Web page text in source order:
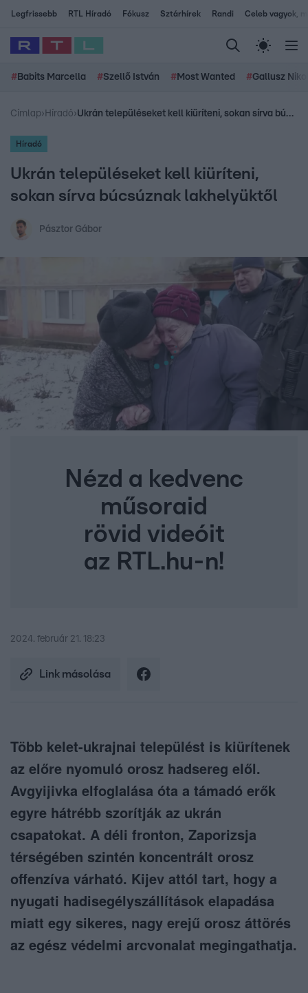
Legfrissebb RTL Híradó Fókusz Sztárhírek Randi Celeb vagyok,
# Babits Marcella #Szellő István # Most Wanted #Gallusz
Címlap› Híradó› Ukrán településeket kell kiüríteni, sokan sírva búcsúznak lakhelyüktől
Híradó
Ukrán településeket kell kiüríteni,
sokan sírva búcsúznak lakhelyüktől
Pásztor Gábor
Nézd a kedvenc
műsoraid
rövid videóit
az RTL.hu-n!
2024. február 21. 18:23
Link másolása
Több kelet-ukrajnai települést is kiürítenek
az előre nyomuló orosz hadsereg elől.
Avgyijivka elfoglalása óta a támadó erők
egyre hátrébb szorítják az ukrán
csapatokat. A déli fronton, Zaporizsja
térségében szintén koncentrált orosz
offenzíva várható. Kijev attól tart, hogy a
nyugati hadisegélyszállítások elapadása
miatt egy sikeres, nagy erejű orosz áttörés
az egész védelmi arcvonalat megingathatja.